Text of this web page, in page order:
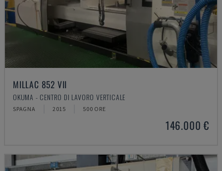
MILLAC 852 VII
OKUMA - CENTRO DI LAVORO VERTICALE
SPAGNA 2015 500 ORE
146.000 €